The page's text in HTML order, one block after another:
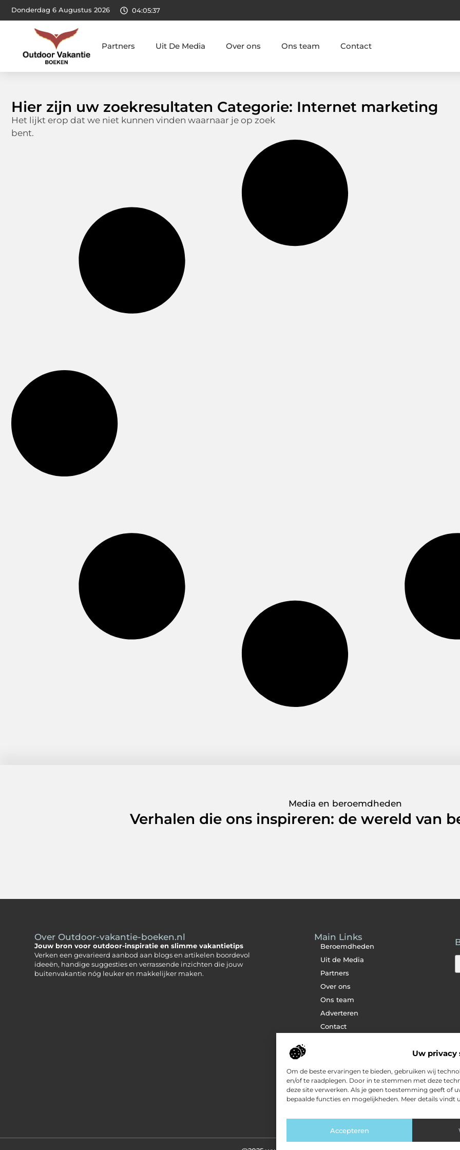
Uw privacy
Om de beste ervaringen te bieden, gebruiken wij
en/of te raadplegen. Door in te stemmen met deze
deze site verwerken. Als je geen toestemming geeft of
bepaalde functies en mogelijkheden. Meer details vindt
Accepteren
Donderdag 6 Augustus 2026 04:05:38
Partners Uit De Media Over ons Ons team Contact
Hier zijn uw zoekresultaten Categorie: Internet marketing
Het lijkt erop dat we niet kunnen vinden waarnaar je op zoek
bent.
Media en beroemdheden
Verhalen die ons inspireren: de wereld van
Over Outdoor-vakantie-boeken.nl
Jouw bron voor outdoor-inspiratie en slimme vakantietips
Verken een gevarieerd aanbod aan blogs en artikelen boordevol
ideeën, handige suggesties en verrassende inzichten die jouw
buitenvakantie nóg leuker en makkelijker maken.
Main Links
Beroemdheden
Uit de Media
Partners
Over ons
Ons team
Adverteren
Contact
backlinks: jouw
sleutel tot sterkere
SEO
Geld verdienen met
je website: zo zet jij